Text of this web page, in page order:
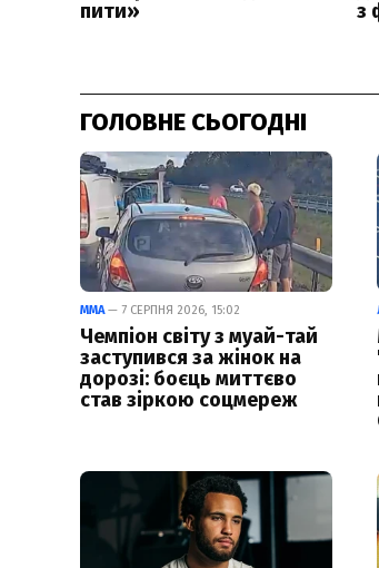
ГОЛОВНЕ СЬОГОДНІ
ММА— 7 СЕРПНЯ 2026, 15:02
Чемпіон світу з муай-тай
заступився за жінок на
дорозі: боєць миттєво
став зіркою соцмереж